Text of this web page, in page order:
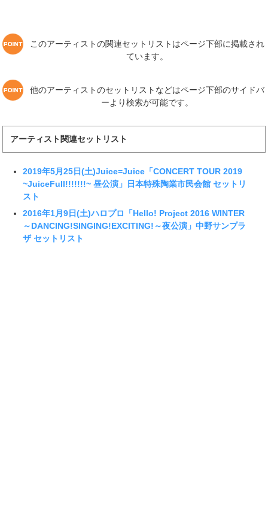
このアーティストの関連セットリストはページ下部に掲載され
ています。
他のアーティストのセットリストなどはページ下部のサイドバ
ーより検索が可能です。
アーティスト関連セットリスト
2019年5月25日(土)Juice=Juice「CONCERT TOUR 2019
~JuiceFull!!!!!!!~ 昼公演」日本特殊陶業市民会館 セットリ
スト
2016年1月9日(土)ハロプロ「Hello! Project 2016 WINTER
～DANCING!SINGING!EXCITING!～夜公演」中野サンプラ
ザ セットリスト